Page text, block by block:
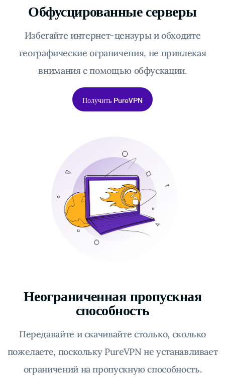
Обфусцированные серверы
Избегайте интернет-цензуры и обходите
географические ограничения, не привлекая
внимания с помощью обфускации.
Получить PureVPN
Неограниченная пропускная
способность
Передавайте и скачивайте столько, сколько
пожелаете, поскольку PureVPN не устанавливает
ограничений на пропускную способность.